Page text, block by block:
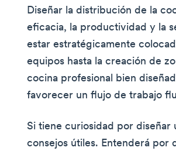
Diseñar la distribución de la
eficacia, la productividad y la
estar estratégicamente
equipos hasta la creación de
cocina profesional bien
favorecer un flujo de trabajo
Si tiene curiosidad por diseñar
consejos útiles. Entenderá por